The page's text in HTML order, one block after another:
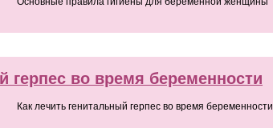
герпес во время беременности
Как лечить генитальный герпес во время беременности